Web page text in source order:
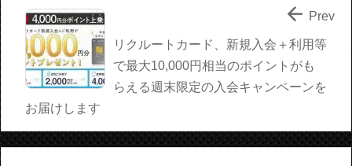
リクルートカード、新規入会＋利用等
で最大10,000円相当のポイントがも
らえる週末限定の入会キャンペーンを
お届けします
 Prev